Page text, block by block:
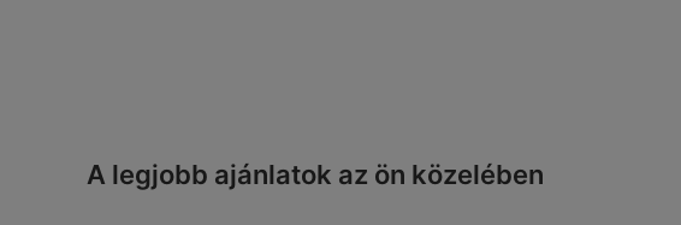
A legjobb ajánlatok az ön közelében